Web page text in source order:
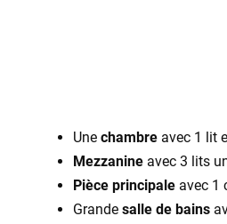
Une chambre avec 1 lit
Mezzanine avec 3 lits
Pièce principale avec 1
Grande salle de bains